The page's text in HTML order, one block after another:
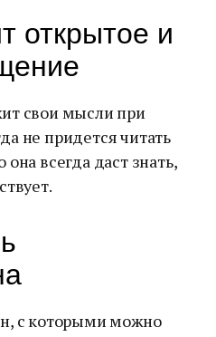
открытое и
свои мысли при
не придется читать
всегда даст знать,
с которыми можно